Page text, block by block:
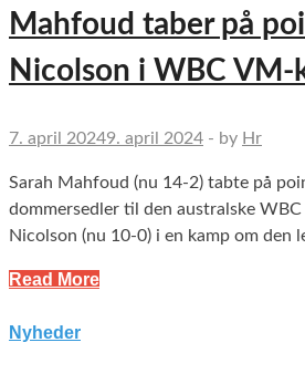
Mahfoud taber på
Nicolson i WBC VM-
7. april 20249. april 2024 - by Hr
Sarah Mahfoud (nu 14-2) tabte på
dommersedler til den australske
Nicolson (nu 10-0) i en kamp om
Read More
Nyheder